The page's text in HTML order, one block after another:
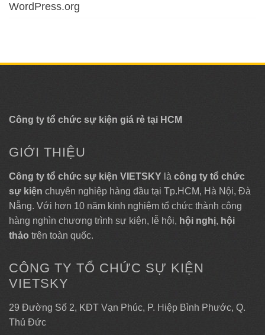
WordPress.org
Công ty tổ chức sự kiện giá rẻ tại HCM
GIỚI THIỆU
Công ty tổ chức sự kiện VIETSKY là công ty tổ chức
sự kiện chuyên nghiệp hàng đầu tại Tp.HCM, Hà Nội, Đà
Nẵng. Với hơn 10 năm kinh nghiệm tổ chức thành công
hàng nghìn chương trình sự kiện, lễ hội, hội nghị, hội
thảo trên toàn quốc.
CÔNG TY TỔ CHỨC SỰ KIỆN
VIETSKY
29 Đường Số 2, KĐT Vạn Phúc, P. Hiệp Bình Phước, Q.
Thủ Đức